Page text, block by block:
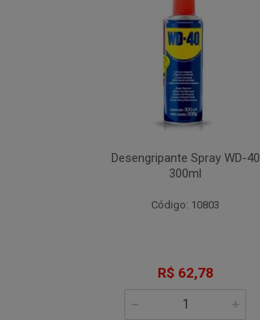
Desengripante Spray WD-40
300ml
Código: 10803
R$ 62,78